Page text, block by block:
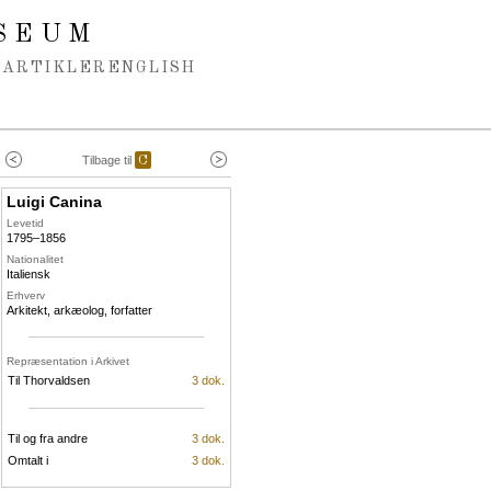
ENGLISH
Tilbage til C
Luigi Canina
Levetid
1795–1856
Nationalitet
Italiensk
Erhverv
Arkitekt, arkæolog, forfatter
Repræsentation i Arkivet
Til Thorvaldsen 3 dok.
Til og fra andre
3 dok.
Omtalt i
3 dok.